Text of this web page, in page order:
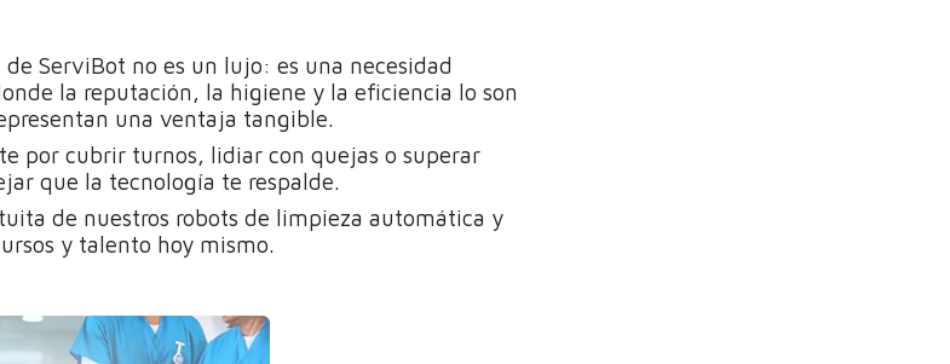
ServiBot no es un lujo: es una necesidad
la reputación, la higiene y la eficiencia lo son
una ventaja tangible.
por cubrir turnos, lidiar con quejas o superar
que la tecnología te respalde.
de nuestros robots de limpieza automática y
y talento hoy mismo.